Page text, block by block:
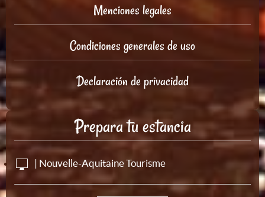
Menciones legales
Condiciones generales de uso
Declaración de privacidad
Prepara tu estancia
| Nouvelle-Aquitaine Tourisme